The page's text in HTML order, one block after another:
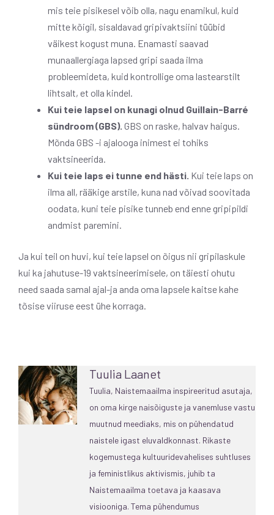
mis teie pisikesel võib olla, nagu enamikul, kuid
mitte kõigil, sisaldavad gripivaktsiini tüübid
väikest kogust muna. Enamasti saavad
munaallergiaga lapsed gripi saada ilma
probleemideta, kuid kontrollige oma lastearstilt
lihtsalt, et olla kindel.
Kui teie lapsel on kunagi olnud Guillain-Barré
sündroom (GBS). GBS on raske, halvav haigus.
Mõnda GBS -i ajalooga inimest ei tohiks
vaktsineerida.
Kui teie laps ei tunne end hästi. Kui teie laps on
ilma all, rääkige arstile, kuna nad võivad soovitada
oodata, kuni teie pisike tunneb end enne gripipildi
andmist paremini.
Ja kui teil on huvi, kui teie lapsel on õigus nii gripilaskule
kui ka jahutuse-19 vaktsineerimisele, on täiesti ohutu
need saada samal ajal-ja anda oma lapsele kaitse kahe
tõsise viiruse eest ühe korraga.
Tuulia Laanet
Tuulia, Naistemaailma inspireeritud asutaja,
on oma kirge naisõiguste ja vanemluse vastu
muutnud meediaks, mis on pühendatud
naistele igast eluvaldkonnast. Rikaste
kogemustega kultuuridevahelises suhtluses
ja feministlikus aktivismis, juhib ta
Naistemaailma toetava ja kaasava
visiooniga. Tema pühendumus